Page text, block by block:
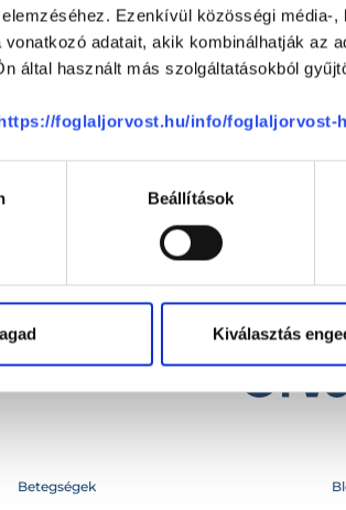
Ezenkívül közösségi
vonatkozó adatait, akik kombinálhatják az
által használt más szolgáltatásokból
foglaljorvost.hu/info/foglaljorvost-
Beállítások
Kiválasztás
Betegségek